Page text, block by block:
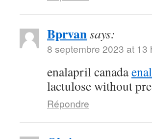
Bprvansays:
8 septembre 2023 at 13
enalapril canada
lactulose without
Répondre